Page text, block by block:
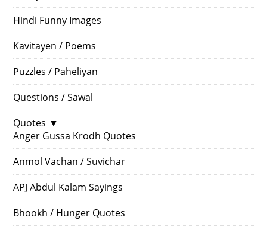
Hindi Funny Images
Kavitayen / Poems
Puzzles / Paheliyan
Questions / Sawal
Quotes ▼
Anger Gussa Krodh Quotes
Anmol Vachan / Suvichar
APJ Abdul Kalam Sayings
Bhookh / Hunger Quotes